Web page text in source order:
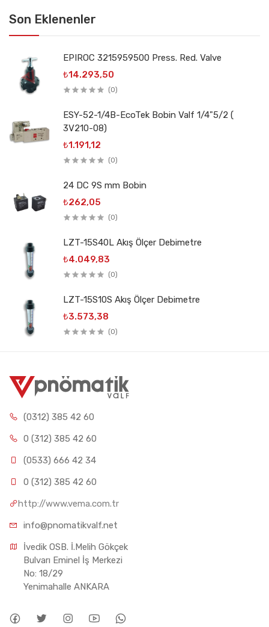
Son Eklenenler
EPIROC 3215959500 Press. Red. Valve
₺14.293,50
(0)
ESY-52-1/4B-EcoTek Bobin Valf 1/4"5/2 (
3V210-08)
₺1.191,12
(0)
24 DC 9S mm Bobin
₺262,05
(0)
LZT-15S40L Akış Ölçer Debimetre
₺4.049,83
(0)
LZT-15S10S Akış Ölçer Debimetre
₺3.573,38
(0)
(0312) 385 42 60
0 (312) 385 42 60
(0533) 666 42 34
0 (312) 385 42 60
http://www.vema.com.tr
info@pnomatikvalf.net
İvedik OSB. İ.Melih Gökçek
Bulvarı Eminel İş Merkezi
No: 18/29
Yenimahalle ANKARA